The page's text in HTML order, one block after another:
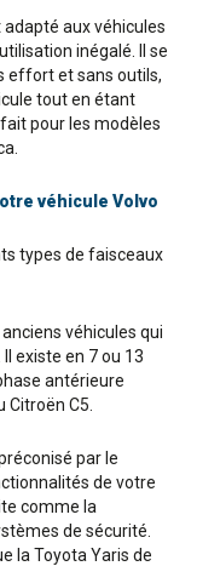
aux véhicules
inégalé. Il se
effort et sans outils,
tout en étant
pour les modèles
véhicule Volvo
types de faisceaux
véhicules qui
existe en 7 ou 13
antérieure
C5.
par le
de votre
comme la
de sécurité.
la Toyota Yaris de